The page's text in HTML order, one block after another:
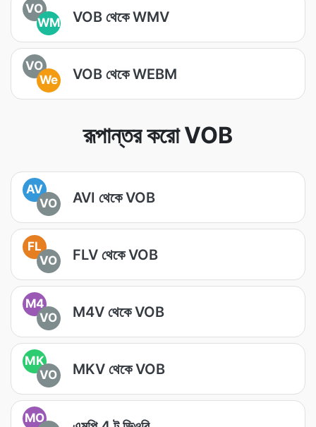
VO
WM
VOB থেকে WMV
VO
We
VOB থেকে WEBM
রূপান্তর করো VOB
AV
VO
AVI থেকে VOB
FL
VO
FLV থেকে VOB
M4
VO
M4V থেকে VOB
MK
VO
MKV থেকে VOB
MO